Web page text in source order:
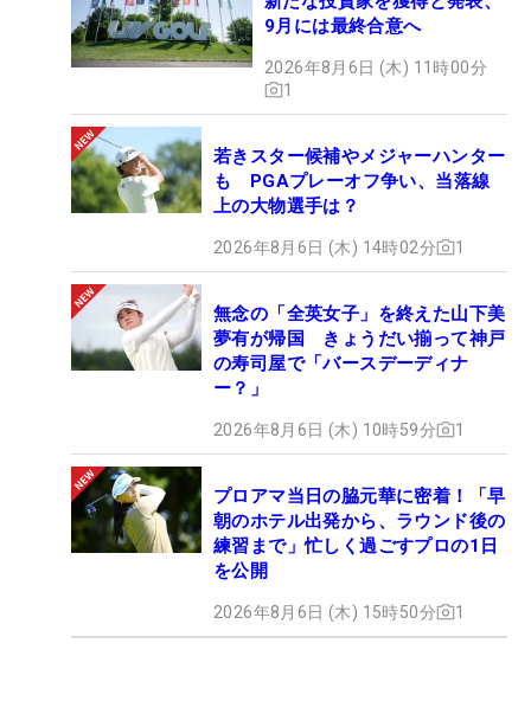
9月には最終合意へ
2026年8月6日 (木) 11時00分
1
若きスター候補やメジャーハンター
も PGAプレーオフ争い、当落線
上の大物選手は？
2026年8月6日 (木) 14時02分 1
無念の「全英女子」を終えた山下美
夢有が帰国 きょうだい揃って神戸
の寿司屋で「バースデーディナ
ー？」
2026年8月6日 (木) 10時59分 1
プロアマ当日の脇元華に密着！「早
朝のホテル出発から、ラウンド後の
練習まで」忙しく過ごすプロの1日
を公開
2026年8月6日 (木) 15時50分 1